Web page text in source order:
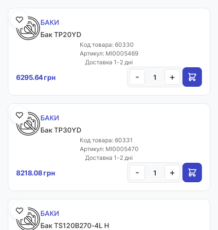
БАКИ
Бак TP20YD
Код товара: 60330
Артикул: MI0005469
Доставка 1-2 дні
6295.64 грн - +
БАКИ
Бак TP30YD
Код товара: 60331
Артикул: MI0005470
Доставка 1-2 дні
8218.08 грн - +
БАКИ
Бак TS120B270-4L H